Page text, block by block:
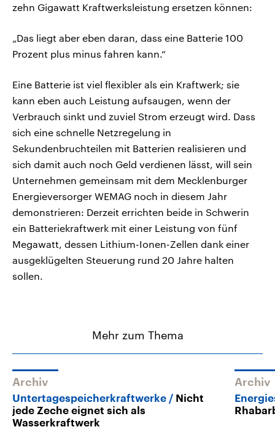
zehn Gigawatt Kraftwerksleistung ersetzen können:
„Das liegt aber eben daran, dass eine Batterie 100
Prozent plus minus fahren kann.“
Eine Batterie ist viel flexibler als ein Kraftwerk; sie
kann eben auch Leistung aufsaugen, wenn der
Verbrauch sinkt und zuviel Strom erzeugt wird. Dass
sich eine schnelle Netzregelung in
Sekundenbruchteilen mit Batterien realisieren und
sich damit auch noch Geld verdienen lässt, will sein
Unternehmen gemeinsam mit dem Mecklenburger
Energieversorger WEMAG noch in diesem Jahr
demonstrieren: Derzeit errichten beide in Schwerin
ein Batteriekraftwerk mit einer Leistung von fünf
Megawatt, dessen Lithium-Ionen-Zellen dank einer
ausgeklügelten Steuerung rund 20 Jahre halten
sollen.
Mehr zum Thema
Archiv
Untertagespeicherkraftwerke
Nicht
jede Zeche eignet sich als
Wasserkraftwerk
Archiv